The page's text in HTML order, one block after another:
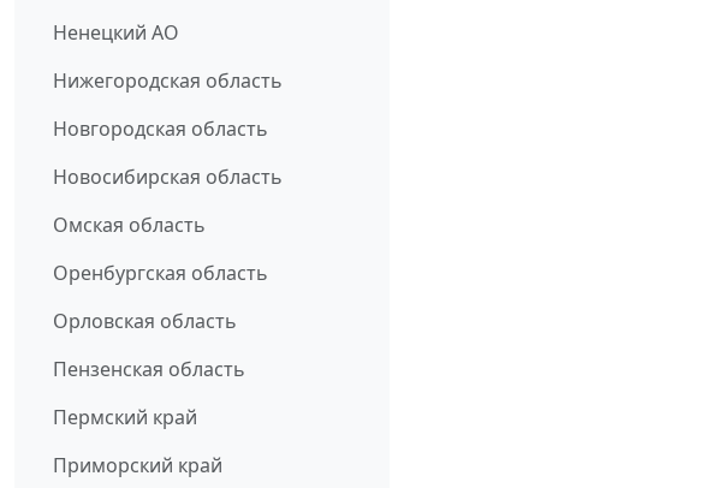
Ненецкий АО
Нижегородская область
Новгородская область
Новосибирская область
Омская область
Оренбургская область
Орловская область
Пензенская область
Пермский край
Приморский край